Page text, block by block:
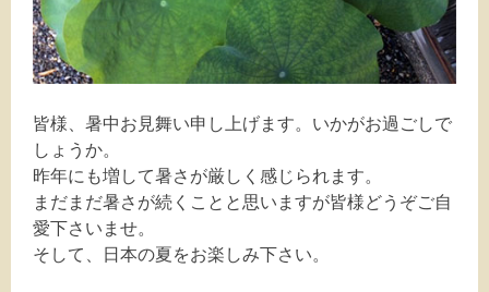
皆様、暑中お見舞い申し上げます。いかがお過ごしで
しょうか。
昨年にも増して暑さが厳しく感じられます。
まだまだ暑さが続くことと思いますが皆様どうぞご自
愛下さいませ。
そして、日本の夏をお楽しみ下さい。